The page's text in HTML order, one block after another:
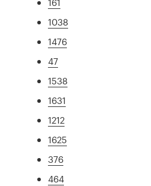
1038
1476
47
1538
1631
1212
1625
376
464